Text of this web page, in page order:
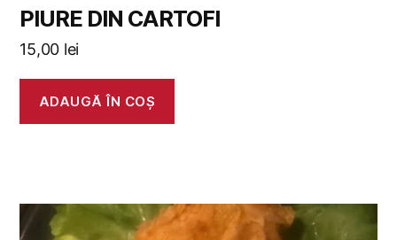
PIURE DIN CARTOFI
15,00 lei
ADAUGĂ ÎN COȘ